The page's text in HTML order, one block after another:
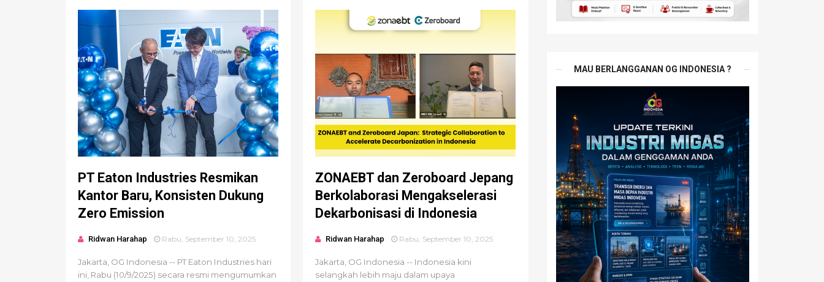
PT Eaton Industries Resmikan
Kantor Baru, Konsisten Dukung
Zero Emission
Ridwan Harahap Rabu, September 10, 2025
Jakarta, OG Indonesia -- PT Eaton Industries hari
ini, Rabu (10/9/2025) secara resmi mengumumkan
ZONAEBT dan Zeroboard Jepang
Berkolaborasi Mengakselerasi
Dekarbonisasi di Indonesia
Ridwan Harahap Rabu, September 10, 2025
Jakarta, OG Indonesia -- Indonesia kini
selangkah lebih maju dalam upaya
MAU BERLANGGANAN OG INDONESIA ?